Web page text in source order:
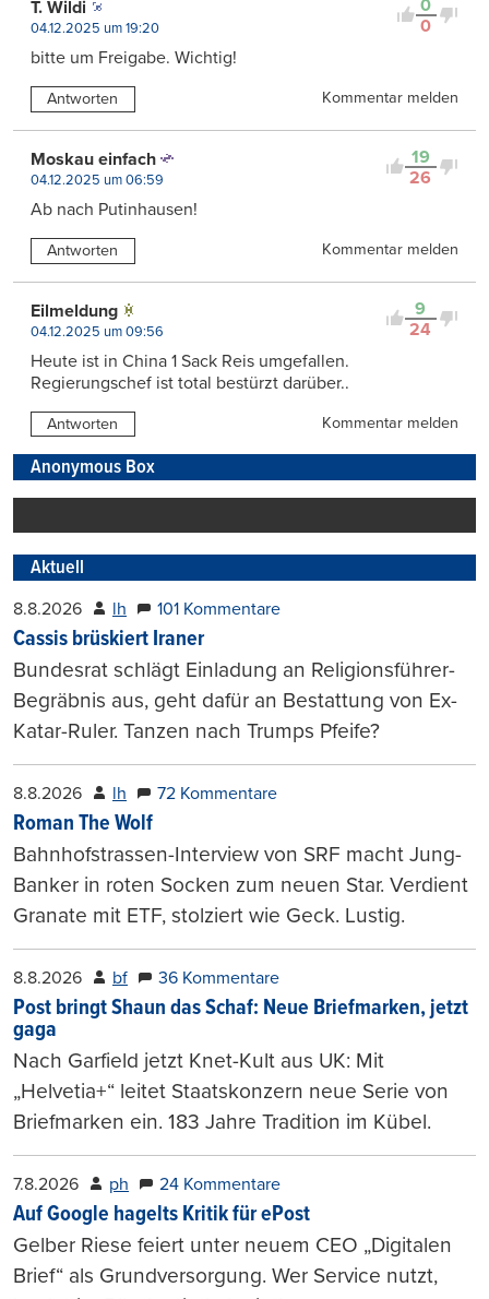
0
0
T. Wildi
04.12.2025 um 19:20
bitte um Freigabe. Wichtig!
Antworten Kommentar melden
19
26
Moskau einfach
04.12.2025 um 06:59
Ab nach Putinhausen!
Antworten Kommentar melden
9
24
Eilmeldung
04.12.2025 um 09:56
Heute ist in China 1 Sack Reis umgefallen.
Regierungschef ist total bestürzt darüber..
Antworten Kommentar melden
Anonymous Box
Aktuell
8.8.2026 lh 101 Kommentare
Cassis brüskiert Iraner
Bundesrat schlägt Einladung an Religionsführer-
Begräbnis aus, geht dafür an Bestattung von Ex-
Katar-Ruler. Tanzen nach Trumps Pfeife?
8.8.2026 lh 72 Kommentare
Roman The Wolf
Bahnhofstrassen-Interview von SRF macht Jung-
Banker in roten Socken zum neuen Star. Verdient
Granate mit ETF, stolziert wie Geck. Lustig.
8.8.2026 bf 36 Kommentare
Post bringt Shaun das Schaf: Neue Briefmarken, jetzt
gaga
Nach Garfield jetzt Knet-Kult aus UK: Mit
„Helvetia+“ leitet Staatskonzern neue Serie von
Briefmarken ein. 183 Jahre Tradition im Kübel.
7.8.2026 ph 24 Kommentare
Auf Google hagelts Kritik für ePost
Gelber Riese feiert unter neuem CEO „Digitalen
Brief“ als Grundversorgung. Wer Service nutzt,